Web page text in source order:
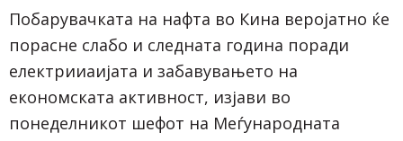
Побарувачката на нафта во Кина веројатно ќе
порасне слабо и следната година поради
електрииаијата и забавувањето на
економската активност, изјави во
понеделникот шефот на Меѓународната